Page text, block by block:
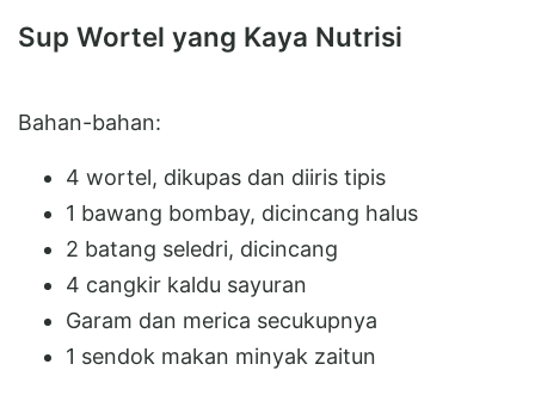
Sup Wortel yang Kaya Nutrisi
Bahan-bahan:
4 wortel, dikupas dan diiris tipis
1 bawang bombay, dicincang halus
2 batang seledri, dicincang
4 cangkir kaldu sayuran
Garam dan merica secukupnya
1 sendok makan minyak zaitun